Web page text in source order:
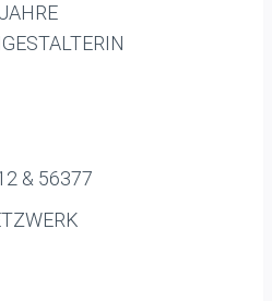
JAHRE
& 56377